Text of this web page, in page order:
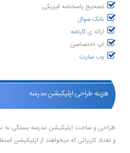
تصحیح پاسخنامه فیزیکی
بانک سوال
ارائه یکارنامه
اپ اختصاصی
وب سایت
هزینه طراحی اپلیکیشن مدرسه
طراحی و ساخت اپلیکیشن مدرسه بستگی به
و تعداد کاربرانی که میخواهند از اپلیکیشن